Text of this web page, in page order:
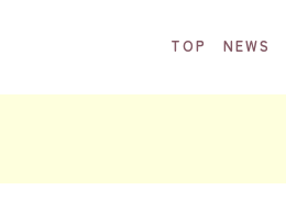
TOP NEWS